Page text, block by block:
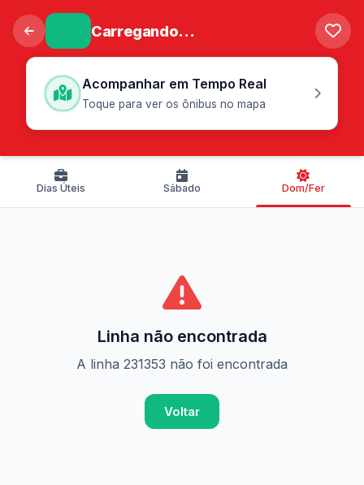
Carregando...
Acompanhar em Tempo Real
Toque para ver os ônibus no mapa
Dias Úteis Sábado Dom/Fer
Linha não encontrada
A linha 231353 não foi encontrada
Voltar